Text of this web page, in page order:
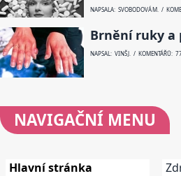
NAPSALA: SVOBODOVÁ M. /
Brnění ruky a
NAPSAL: VINŠ J. / KOMENTÁŘŮ:
NAVIGAČNÍ MENU
Hlavní stránka